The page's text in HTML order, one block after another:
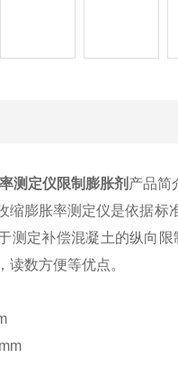
测定仪限制膨胀剂 产品简
缩膨胀率测定仪是依据标
测定补偿混凝土的纵向
读数方便等优点。